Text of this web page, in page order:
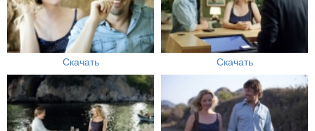
Скачать Скачать